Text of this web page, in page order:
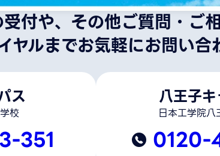
付や、その他ご質問・ご相
ヤルまでお気軽にお問い合
ス
校
351
八王子
日本工学院八